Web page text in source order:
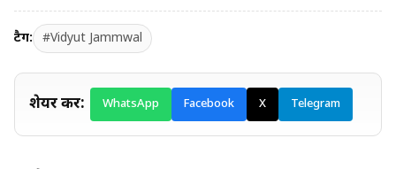
टैग: #Vidyut Jammwal
शेयर करें: WhatsApp Facebook X Telegram